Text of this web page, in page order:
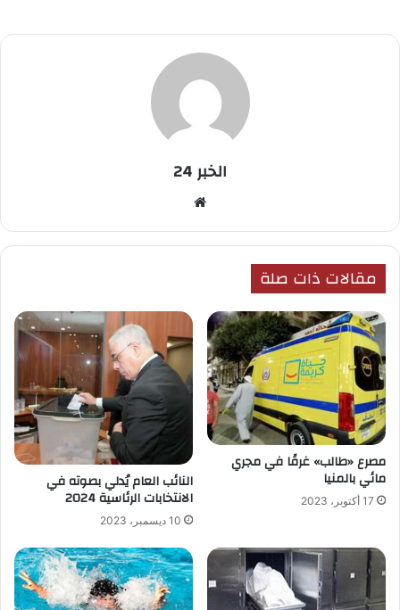
الخبر 24
مقالات ذات صلة
مصرع «طالب» غرقًا في مجري
مائي بالمنيا
17 أكتوبر، 2023
النائب العام يُدلي بصوته في
الانتخابات الرئاسية 2024
10 ديسمبر، 2023